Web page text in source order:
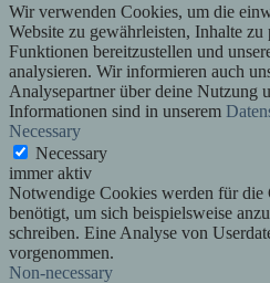
Wir verwenden Cookies, um die
Website zu gewährleisten, Inhalte
Funktionen bereitzustellen und
analysieren. Wir informieren auch
Analysepartner über deine Nutzung
Informationen sind in unserem
Necessary
Necessary
immer aktiv
Notwendige Cookies werden für die
benötigt, um sich beispielsweise
schreiben. Eine Analyse von
vorgenommen.
Non-necessary